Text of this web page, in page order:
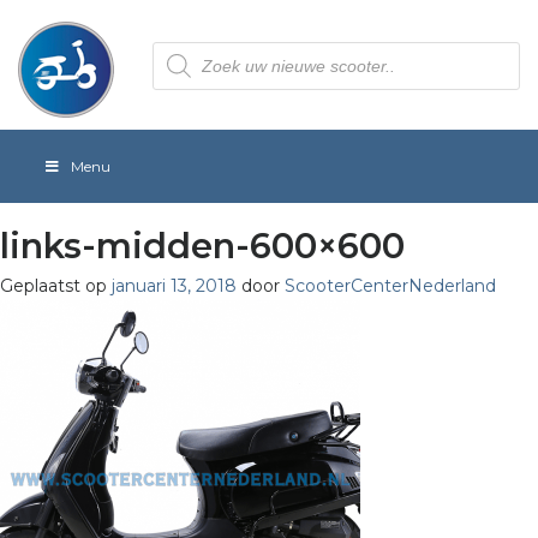
Producten
zoeken
Menu
links-midden-600×600
Geplaatst op januari 13, 2018 door ScooterCenterNederland